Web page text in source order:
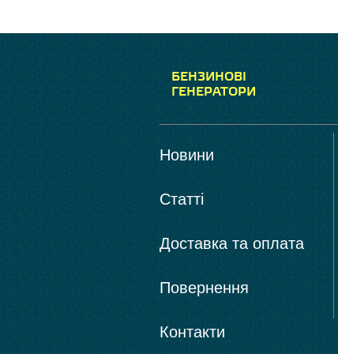
БЕНЗИНОВІ
ГЕНЕРАТОРИ
Новини
Статті
Доставка та оплата
Повернення
Контакти